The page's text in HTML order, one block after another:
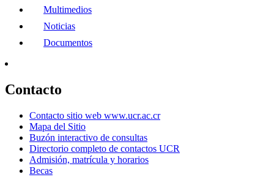
Multimedios
Noticias
Documentos
Contacto
Contacto sitio web www.ucr.ac.cr
Mapa del Sitio
Buzón interactivo de consultas
Directorio completo de contactos UCR
Admisión, matrícula y horarios
Becas